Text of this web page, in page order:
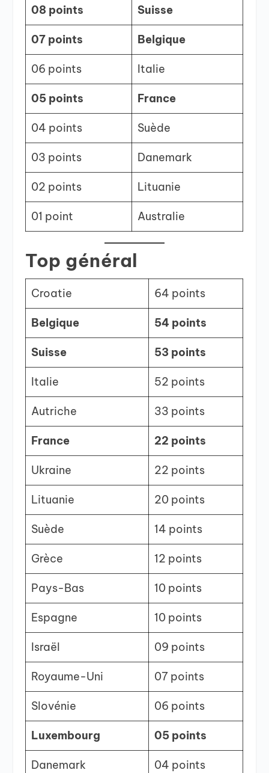
08 points Suisse
07 points Belgique
06 points Italie
05 points France
04 points Suède
03 points Danemark
02 points Lituanie
01 point Australie
Top général
Croatie 64 points
Belgique 54 points
Suisse 53 points
Italie 52 points
Autriche 33 points
France 22 points
Ukraine 22 points
Lituanie 20 points
Suède 14 points
Grèce 12 points
Pays-Bas 10 points
Espagne 10 points
Israël 09 points
Royaume-Uni 07 points
Slovénie 06 points
Luxembourg 05 points
Danemark 04 points